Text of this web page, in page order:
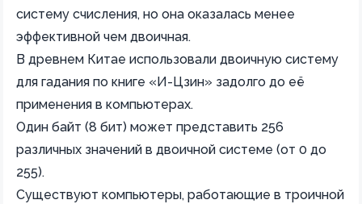
систему счисления, но она оказалась менее
эффективной чем двоичная.
В древнем Китае использовали двоичную систему
для гадания по книге «И-Цзин» задолго до её
применения в компьютерах.
Один байт (8 бит) может представить 256
различных значений в двоичной системе (от 0 до
255).
Существуют компьютеры, работающие в троичной